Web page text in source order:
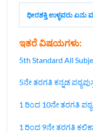
ಧೀರಶಕ್ತಿ ಉಳ್ಳವರು ಏನು
ಇತರೆ ವಿಷಯಗಳು:
5th Standard All
5ನೇ ತರಗತಿ ಕನ್ನಡ
1 ರಿಂದ 10ನೇ ತರಗತಿ
1 ರಿಂದ 9ನೇ ತರಗತಿ